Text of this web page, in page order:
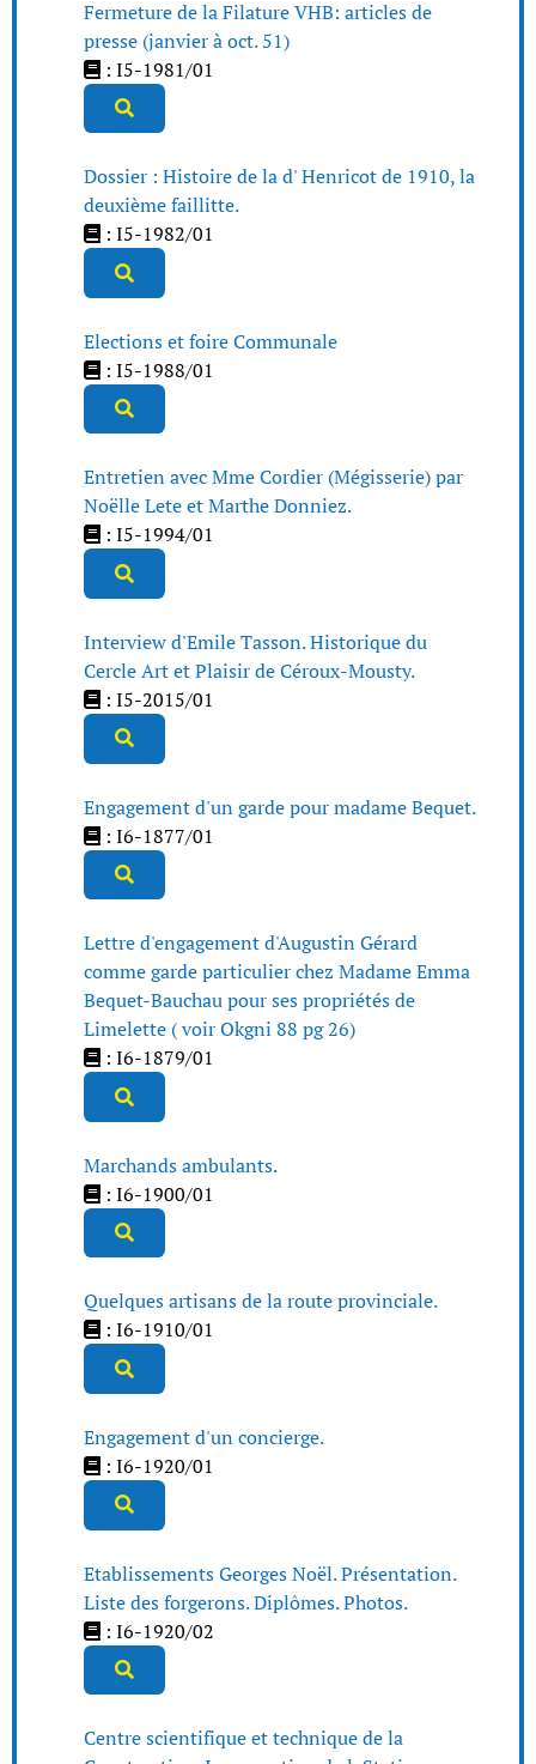
Fermeture de la Filature VHB: articles de
presse (janvier à oct. 51)
: I5-1981/01
Dossier : Histoire de la d' Henricot de 1910, la
deuxième faillitte.
: I5-1982/01
Elections et foire Communale
: I5-1988/01
Entretien avec Mme Cordier (Mégisserie) par
Noëlle Lete et Marthe Donniez.
: I5-1994/01
Interview d'Emile Tasson. Historique du
Cercle Art et Plaisir de Céroux-Mousty.
: I5-2015/01
Engagement d'un garde pour madame Bequet.
: I6-1877/01
Lettre d'engagement d'Augustin Gérard
comme garde particulier chez Madame Emma
Bequet-Bauchau pour ses propriétés de
Limelette ( voir Okgni 88 pg 26)
: I6-1879/01
Marchands ambulants.
: I6-1900/01
Quelques artisans de la route provinciale.
: I6-1910/01
Engagement d'un concierge.
: I6-1920/01
Etablissements Georges Noël. Présentation.
Liste des forgerons. Diplômes. Photos.
: I6-1920/02
Centre scientifique et technique de la